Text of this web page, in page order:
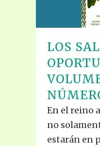
LOS
En el reino
no
estarán en